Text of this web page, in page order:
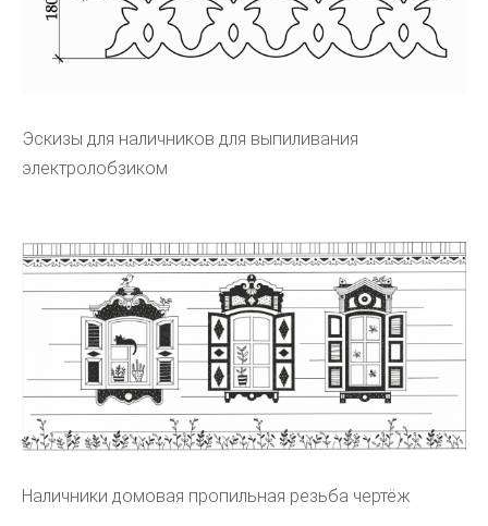
Эскизы для наличников для выпиливания
электролобзиком
Наличники домовая пропильная резьба чертёж